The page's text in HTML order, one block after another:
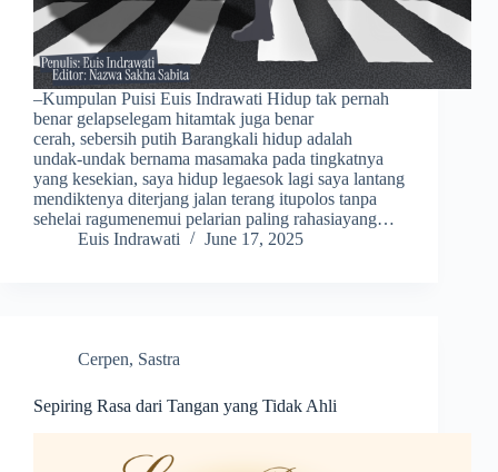
–Kumpulan Puisi Euis Indrawati Hidup tak pernah
benar gelapselegam hitamtak juga benar
cerah, sebersih putih Barangkali hidup adalah
undak-undak bernama masamaka pada tingkatnya
yang kesekian, saya hidup legaesok lagi saya lantang
mendiktenya diterjang jalan terang itupolos tanpa
sehelai ragumenemui pelarian paling rahasiayang…
Euis Indrawati
June 17, 2025
Cerpen, Sastra
Sepiring Rasa dari Tangan yang Tidak Ahli